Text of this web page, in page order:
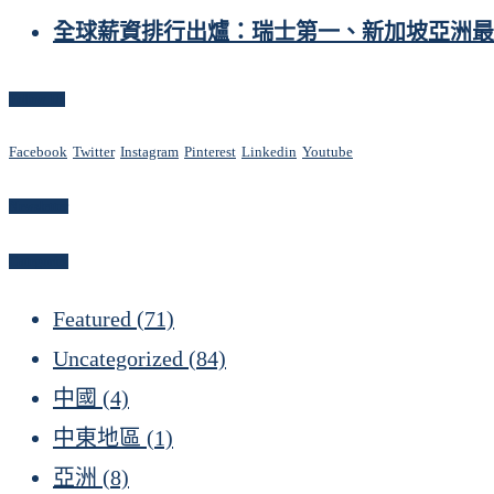
全球薪資排行出爐：瑞士第一、新加坡亞洲
Facebook Twitter Instagram Pinterest Linkedin Youtube
Featured (71)
Uncategorized (84)
中國 (4)
中東地區 (1)
亞洲 (8)